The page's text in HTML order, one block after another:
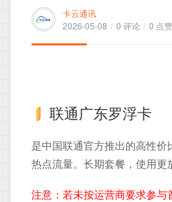
卡云通讯
2026-05-08 / 0 评论 / 0 点赞
联通广东罗浮卡
是中国联通官方推出的高性
热点流量。长期套餐，使用更
注意：若未按运营商要求参